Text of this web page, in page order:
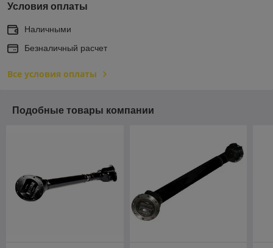
Условия оплаты
Наличными
Безналичный расчет
Все условия оплаты
Подобные товары компании